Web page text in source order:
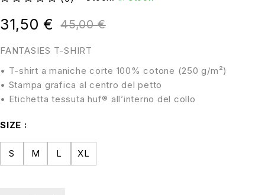
FANTASIES T-SHIRT
• T-shirt a maniche corte 100% cotone (250 g/m²)
• Stampa grafica al centro del petto
• Etichetta tessuta huf® all’interno del collo
45,00€
31,50 €
SIZE
S M L XL